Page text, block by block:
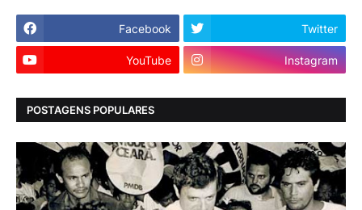
Facebook Twitter
YouTube Instagram
POSTAGENS POPULARES